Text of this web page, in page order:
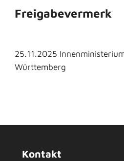
Freigabevermerk
25.11.2025
Württemberg
Kontakt